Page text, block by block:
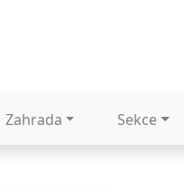
Zahrada Sekce